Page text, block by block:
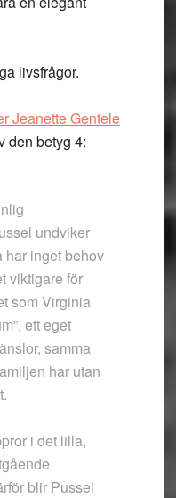
livsfrågor.
Jeanette Gentele
den betyg 4:
undviker
har inget behov
viktigare för
som Virginia
ett eget
samma
har utan
i det lilla,
blir Pussel